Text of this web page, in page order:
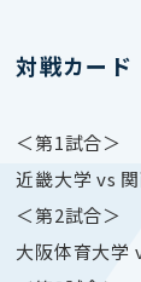
対戦カード
＜第1試合＞
近畿大学 vs
＜第2試合＞
大阪体育大学